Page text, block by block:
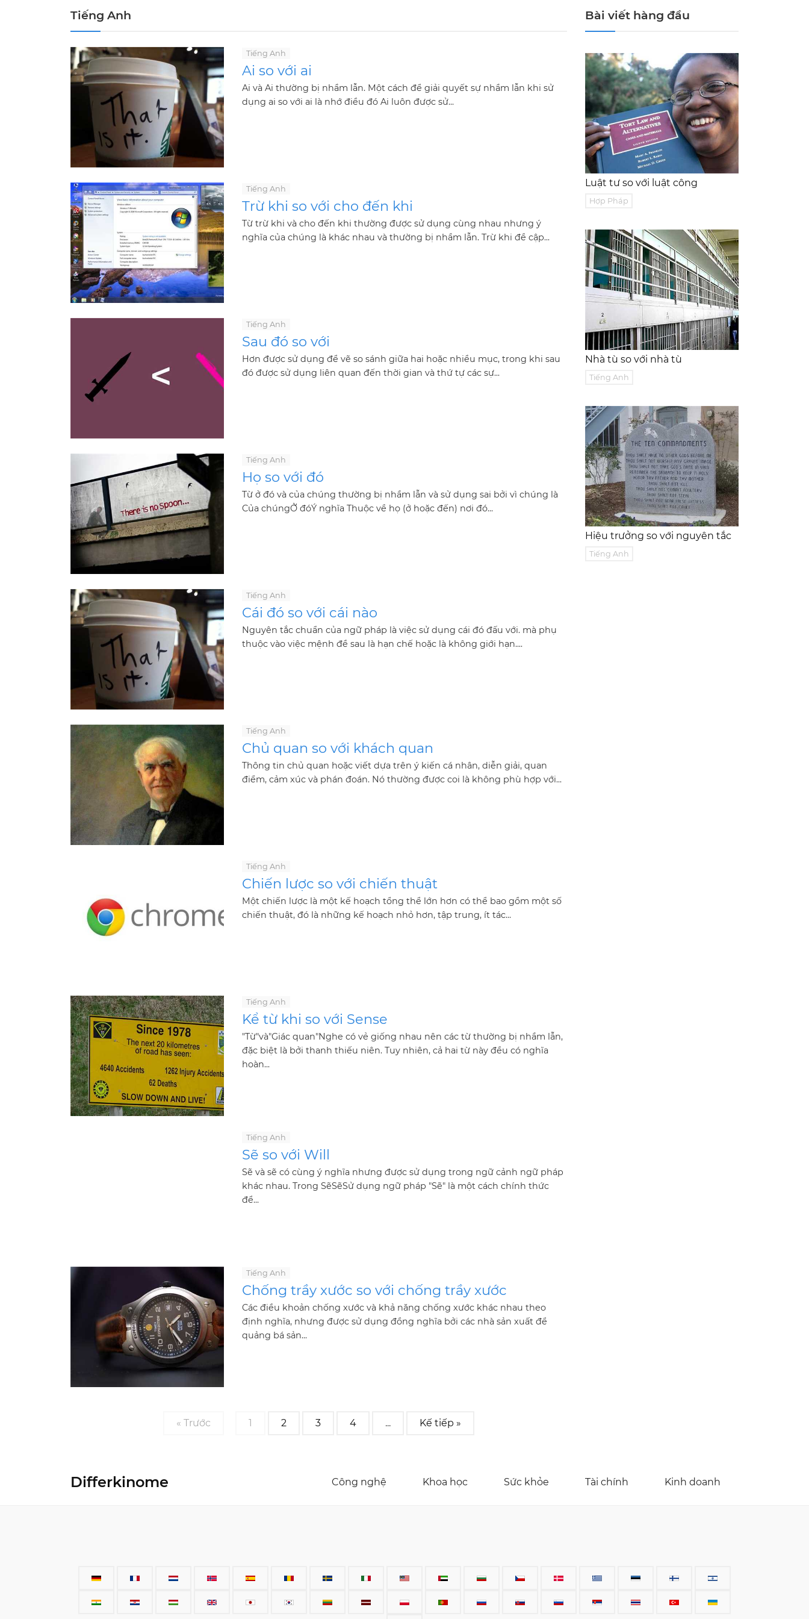
Tiếng Anh
Tiếng Anh
Ai so với ai
Ai và Ai thường bị nhầm lẫn. Một cách để giải quyết sự nhầm lẫn khi sử
dụng ai so với ai là nhớ điều đó Ai luôn được sử...
Tiếng Anh
Trừ khi so với cho đến khi
Từ trừ khi và cho đến khi thường được sử dụng cùng nhau nhưng ý
nghĩa của chúng là khác nhau và thường bị nhầm lẫn. Trừ khi đề cập...
Tiếng Anh
Sau đó so với
Hơn được sử dụng để vẽ so sánh giữa hai hoặc nhiều mục, trong khi sau
đó được sử dụng liên quan đến thời gian và thứ tự các sự...
Tiếng Anh
Họ so với đó
Từ ở đó và của chúng thường bị nhầm lẫn và sử dụng sai bởi vì chúng là
Của chúngỞ đóÝ nghĩa Thuộc về họ (ở hoặc đến) nơi đó...
Tiếng Anh
Cái đó so với cái nào
Nguyên tắc chuẩn của ngữ pháp là việc sử dụng cái đó đấu với. mà phụ
thuộc vào việc mệnh đề sau là hạn chế hoặc là không giới hạn....
Tiếng Anh
Chủ quan so với khách quan
Thông tin chủ quan hoặc viết dựa trên ý kiến ​​cá nhân, diễn giải, quan
điểm, cảm xúc và phán đoán. Nó thường được coi là không phù hợp với...
Tiếng Anh
Chiến lược so với chiến thuật
Một chiến lược là một kế hoạch tổng thể lớn hơn có thể bao gồm một số
chiến thuật, đó là những kế hoạch nhỏ hơn, tập trung, ít tác...
Tiếng Anh
Kể từ khi so với Sense
"Từ"và"Giác quan"Nghe có vẻ giống nhau nên các từ thường bị nhầm lẫn,
đặc biệt là bởi thanh thiếu niên. Tuy nhiên, cả hai từ này đều có nghĩa
hoàn...
Tiếng Anh
Sẽ so với Will
Sẽ và sẽ có cùng ý nghĩa nhưng được sử dụng trong ngữ cảnh ngữ pháp
khác nhau. Trong SẽSẽSử dụng ngữ pháp "Sẽ" là một cách chính thức
để...
Tiếng Anh
Chống trầy xước so với chống trầy xước
Các điều khoản chống xước và khả năng chống xước khác nhau theo
định nghĩa, nhưng được sử dụng đồng nghĩa bởi các nhà sản xuất để
quảng bá sản...
« Trước 1 2 3 4 ... Kế tiếp »
Bài viết hàng đầu
Luật tư so với luật công
Hợp Pháp
Nhà tù so với nhà tù
Tiếng Anh
Hiệu trưởng so với nguyên tắc
Tiếng Anh
Differkinome Công nghệ Khoa học Sức khỏe Tài chính Kinh doanh